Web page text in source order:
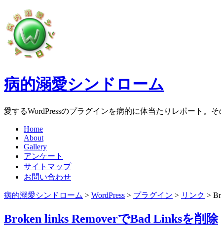
病的溺愛シンドローム
愛するWordPressのプラグインを病的に体当たりレポート。
Home
About
Gallery
アンケート
サイトマップ
お問い合わせ
病的溺愛シンドローム > WordPress > プラグイン > リンク >
Broken links RemoverでBad Linksを削除